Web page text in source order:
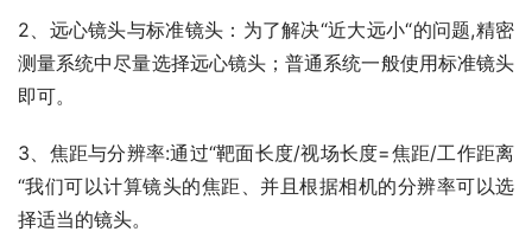
2、远心镜头与标准镜头：为了解决“近大远小“的问题,精密
测量系统中尽量选择远心镜头；普通系统一般使用标准镜头
即可。
3、焦距与分辨率:通过“靶面长度/视场长度=焦距/工作距离
“我们可以计算镜头的焦距、并且根据相机的分辨率可以选
择适当的镜头。